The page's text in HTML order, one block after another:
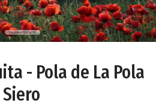
- Pola de La Pola
Siero